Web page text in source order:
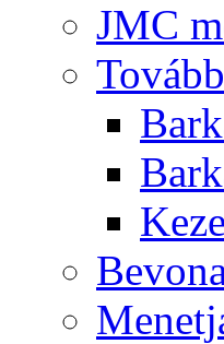
JMC